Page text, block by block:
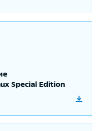
Special Edition